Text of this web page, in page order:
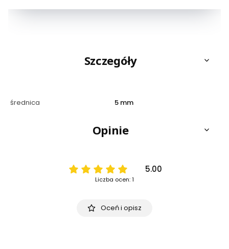
Szczegóły
średnica 5 mm
Opinie
5.00
Liczba ocen: 1
Oceń i opisz